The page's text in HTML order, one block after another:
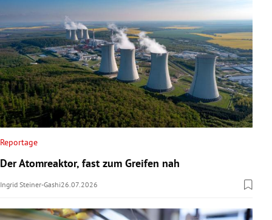
Untermenü
Reportage
Der Atomreaktor, fast zum Greifen nah
Ingrid Steiner-Gashi26.07.2026